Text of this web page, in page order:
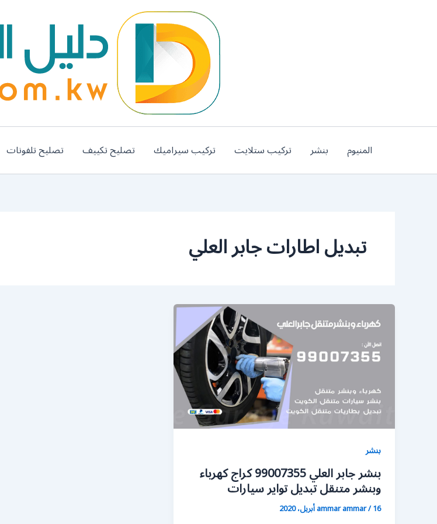
المنيوم بنشر تركيب ستلايت تركيب سيراميك تصليح تكييف تصليح تلفونات
تبديل اطارات جابر العلي
بنشر
بنشر جابر العلي 99007355 كراج كهرباء
وبنشر متنقل تبديل تواير سيارات
ammar ammar/16 أبريل، 2020